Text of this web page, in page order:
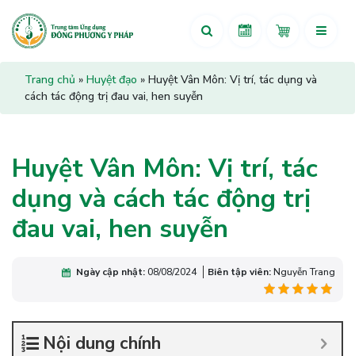
Trang chủ » Huyệt đạo » Huyệt Vân Môn: Vị trí, tác dụng và
cách tác động trị đau vai, hen suyễn
Huyệt Vân Môn: Vị trí, tác
dụng và cách tác động trị
đau vai, hen suyễn
Ngày cập nhật:08/08/2024 Biên tập viên:Nguyễn Trang
Nội dung chính